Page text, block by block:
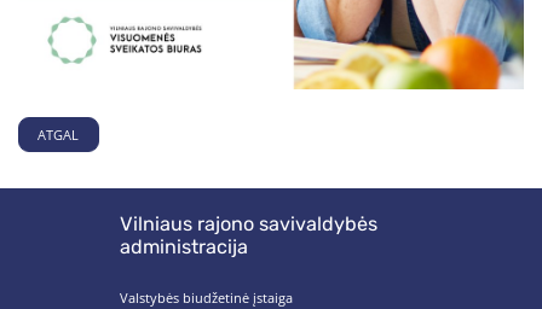
ATGAL
Vilniaus rajono savivaldybės
administracija
Valstybės biudžetinė įstaiga